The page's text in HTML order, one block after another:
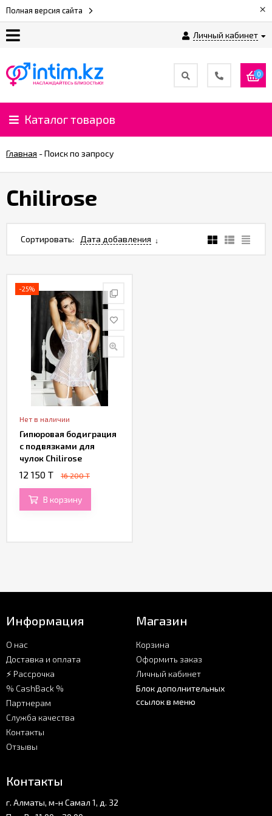
Полная версия сайта ×
Личный кабинет
нас
Доставка
и
Служба
Контакты
0
Каталог товаров
Главная -Поиск по запросу
Chilirose
Сортировать: Дата добавления
-25%
Нет в наличии
Гипюровая бодиграция
с подвязками для
чулок Chilirose
12 150 T 16 200 T
В корзину
Информация
О нас
Доставка и оплата
⚡ Рассрочка
% CashBack %
Партнерам
Служба качества
Контакты
Отзывы
Магазин
Корзина
Оформить заказ
Личный кабинет
Блок дополнительных
ссылок в меню
Контакты
г. Алматы, м-н Самал 1, д. 32